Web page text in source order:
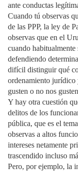
ante conductas
Cuando tú observas
de las PPP, la ley de
observas que en el
cuando
defendiendo
difícil distinguir qué
ordenamiento jurídico
gusten o no nos
Y hay otra cuestión
delitos de los
pública, que es el
observas a altos
intereses netamente
trascendido incluso
Pero, por ejemplo, la